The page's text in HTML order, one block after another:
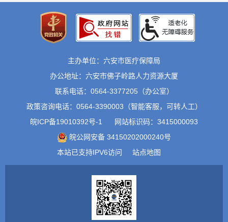
主办单位：六安市医疗保障局
办公地址：六安市佛子岭路人力资源大厦
联系电话：0564-3377205（办公室）
政策咨询电话：0564-3390003（智能客服，可转人工）
皖ICP备19010392号-1
网站标识码：3415000093
皖公网安备 34150202000240号
本站已支持IPV6访问
站点地图